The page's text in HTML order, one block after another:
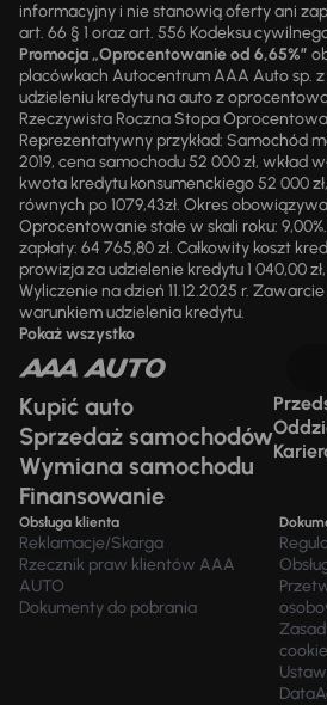
informacyjny i nie stanowią oferty ani
art. 66 § 1 oraz art. 556 Kodeksu
Promocja „Oprocentowanie od 6,65%”
placówkach Autocentrum AAA Auto sp.
udzieleniu kredytu na auto z
Rzeczywista Roczna Stopa
Reprezentatywny przykład: Samochód
2019, cena samochodu 52 000 zł, wkład
kwota kredytu konsumenckiego 52 000
równych po 1079,43zł. Okres
Oprocentowanie stałe w skali roku:
zapłaty: 64 765,80 zł. Całkowity koszt
prowizja za udzielenie kredytu 1 040,00 zł,
Wyliczenie na dzień 11.12.2025 r.
warunkiem udzielenia kredytu.
Pokaż wszystko
Kupić auto
Sprzedaż samochodów
Wymiana samochodu
Finansowanie
Obsługa klienta
Reklamacje/Skarga
Rzecznik praw klientów AAA
AUTO
Dokumenty do pobrania